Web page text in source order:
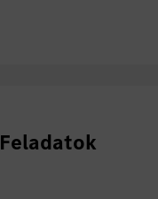
Feladatok